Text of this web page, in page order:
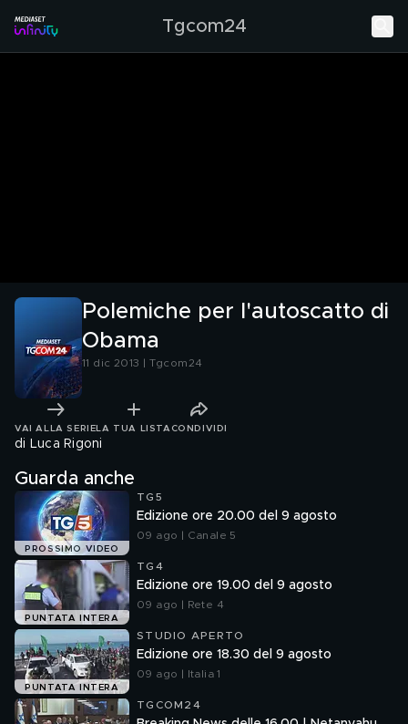
Tgcom24
Polemiche per l'autoscatto di
Obama
11 dic 2013 | Tgcom24
VAI ALLA SERIE LA TUA LISTA CONDIVIDI
di Luca Rigoni
Guarda anche
PROSSIMO VIDEO
TG5
Edizione ore 20.00 del 9 agosto
09 ago | Canale 5
PUNTATA INTERA
TG4
Edizione ore 19.00 del 9 agosto
09 ago | Rete 4
PUNTATA INTERA
STUDIO APERTO
Edizione ore 18.30 del 9 agosto
09 ago | Italia 1
TGCOM24